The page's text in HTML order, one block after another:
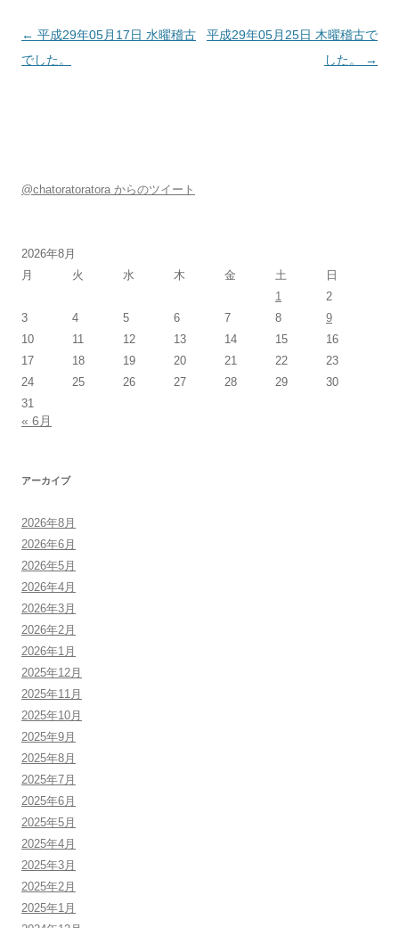
投稿ナビゲーション
← 平成29年05月17日 水曜稽古
でした。
平成29年05月25日 木曜稽古で
した。
→
@chatoratoratora からのツイート
2026年8月
月
火 水 木 金 土
日
1
2
3
4 5 6 7 8
9
10
11 12 13 14 15
16
17
18 19 20 21 22
23
24
25 26 27 28 29
30
31
« 6月
アーカイブ
2026年8月
2026年6月
2026年5月
2026年4月
2026年3月
2026年2月
2026年1月
2025年12月
2025年11月
2025年10月
2025年9月
2025年8月
2025年7月
2025年6月
2025年5月
2025年4月
2025年3月
2025年2月
2025年1月